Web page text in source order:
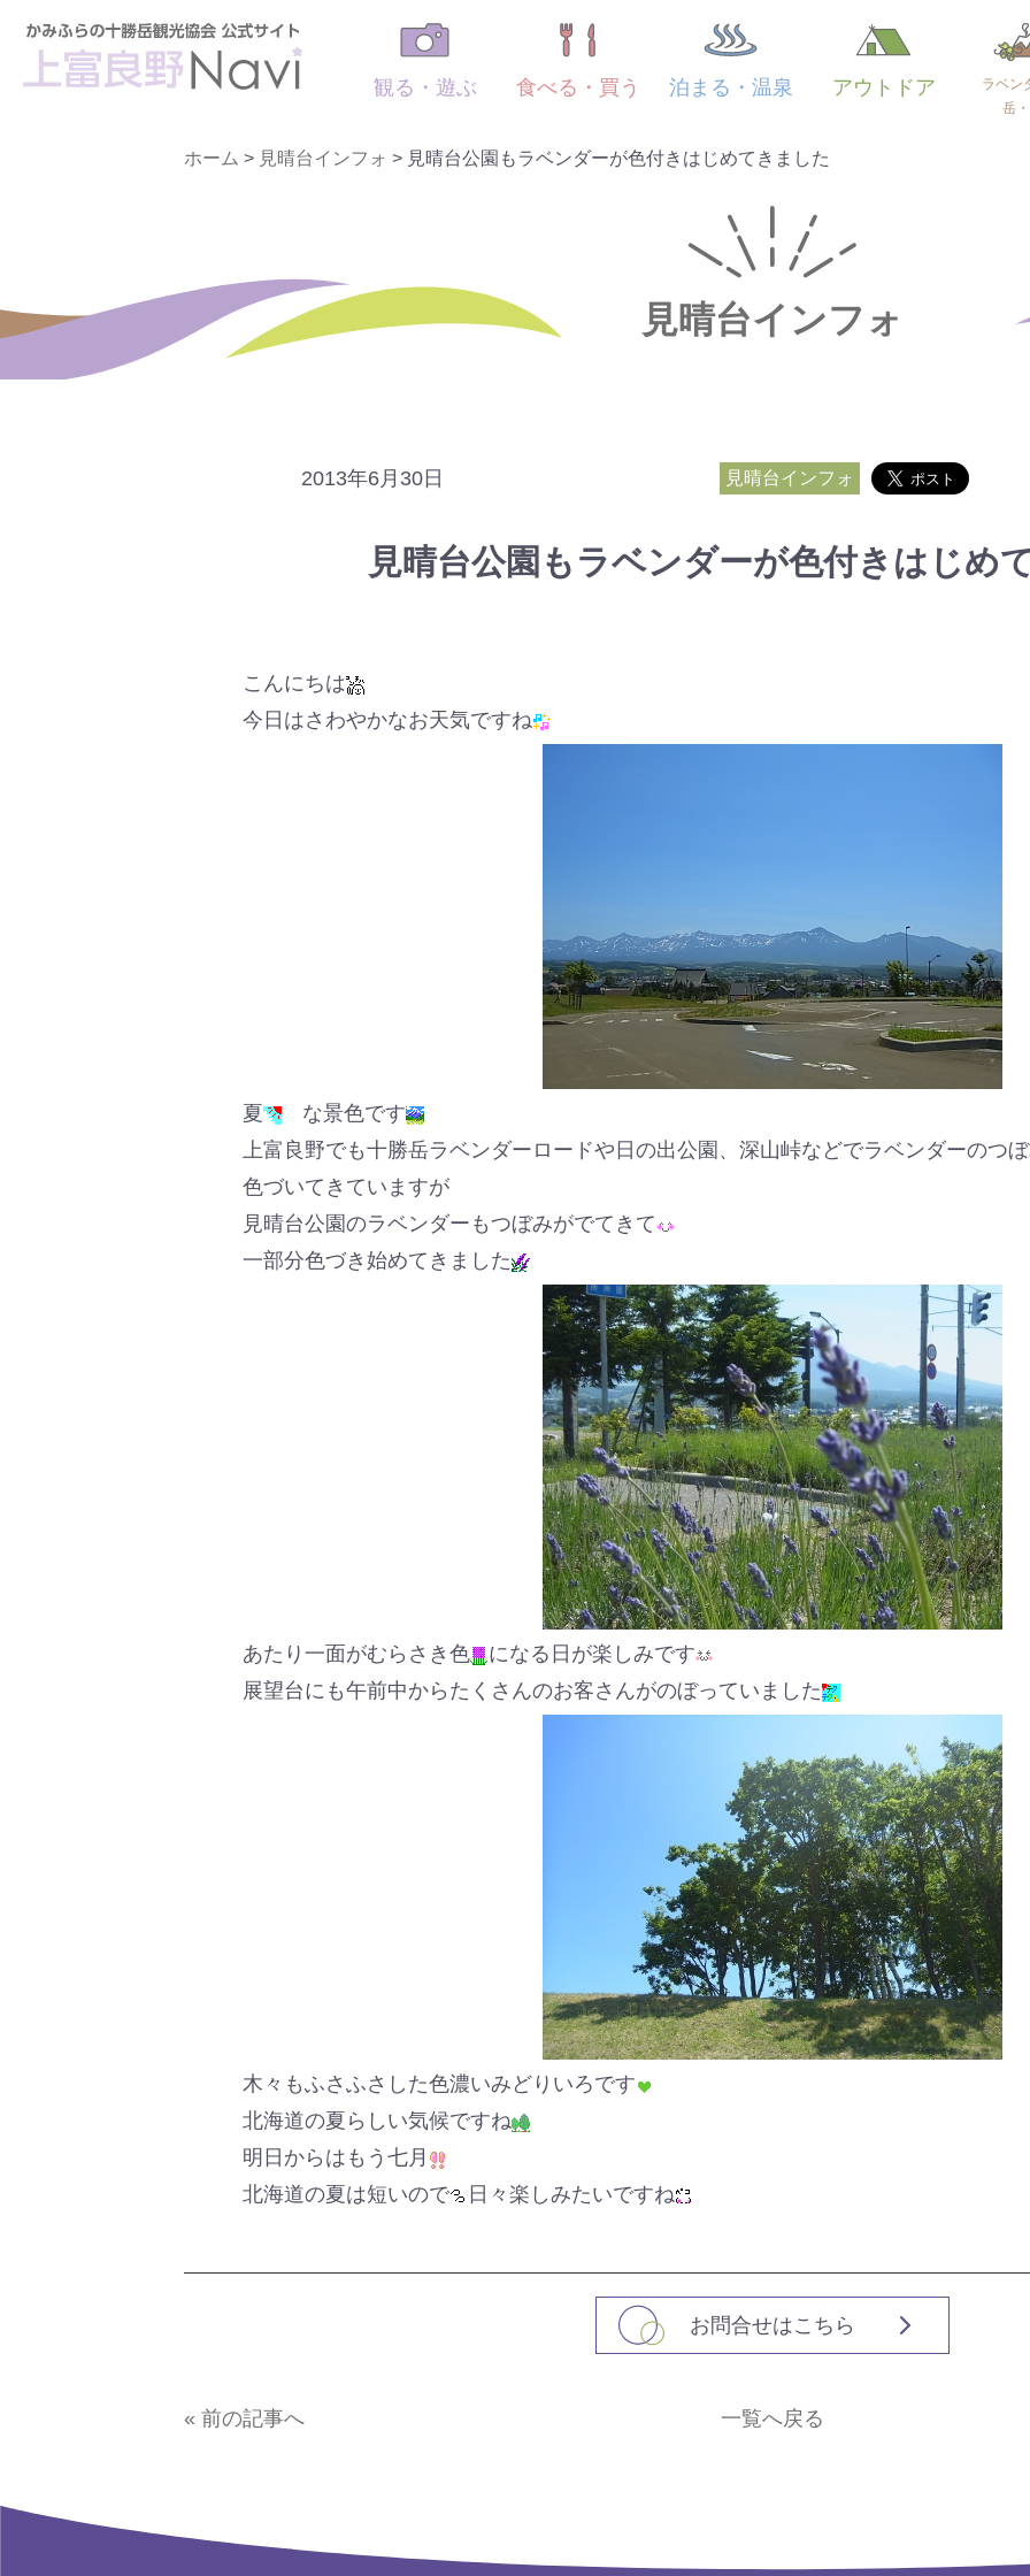
観る・遊ぶ 食べる・買う 泊まる・温泉 アウトドア
ラベン
岳
ホーム > 見晴台インフォ > 見晴台公園もラベンダーが色付きはじめてきました
見晴台インフォ
2013年6月30日 見晴台インフォ
見晴台公園もラベンダーが色付きはじめ
こんにちは
今日はさわやかなお天気ですね
夏
な景色です
上富良野でも十勝岳ラベンダーロードや日の出公園、深山峠などでラベンダーのつ
色づいてきていますが
見晴台公園のラベンダーもつぼみがでてきて
一部分色づき始めてきました
あたり一面がむらさき色
になる日が楽しみです
展望台にも午前中からたくさんのお客さんがのぼっていました
木々もふさふさした色濃いみどりいろです
北海道の夏らしい気候ですね
明日からはもう七月
北海道の夏は短いので
日々楽しみたいですね
お問合せはこちら
« 前の記事へ 一覧へ戻る